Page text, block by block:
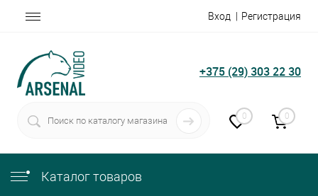
Вход Регистрация
+375 (29) 303 22 30
0 0
Каталог товаров